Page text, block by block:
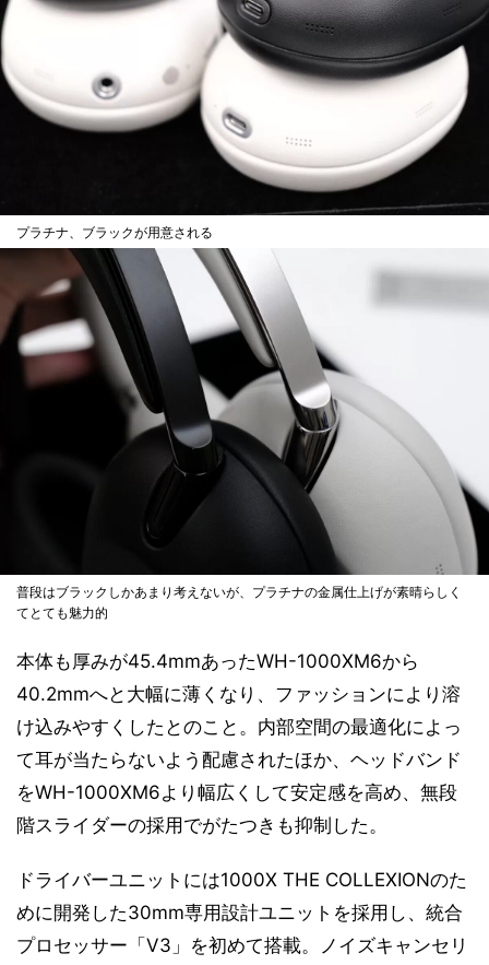
プラチナ、ブラックが用意される
普段はブラックしかあまり考えないが、プラチナの金属仕上げが素晴らしく
てとても魅力的
本体も厚みが45.4mmあったWH-1000XM6から
40.2mmへと大幅に薄くなり、ファッションにより溶
け込みやすくしたとのこと。内部空間の最適化によっ
て耳が当たらないよう配慮されたほか、ヘッドバンド
をWH-1000XM6より幅広くして安定感を高め、無段
階スライダーの採用でがたつきも抑制した。
ドライバーユニットには1000X THE COLLEXIONのた
めに開発した30mm専用設計ユニットを採用し、統合
プロセッサー「V3」を初めて搭載。ノイズキャンセリ